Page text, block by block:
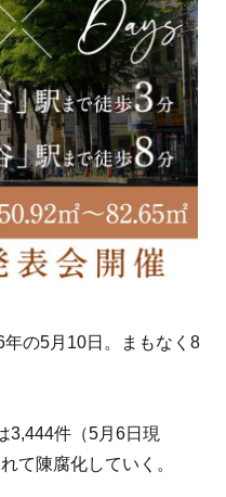
の5月10日。まもなく8
3,444件（5月6日現
て陳腐化していく。